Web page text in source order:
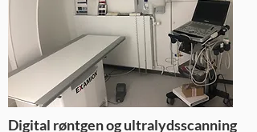
Digital røntgen og ultralydsscanning